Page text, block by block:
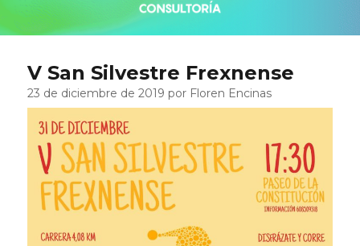
V San Silvestre Frexnense
23 de diciembre de 2019 por Floren Encinas